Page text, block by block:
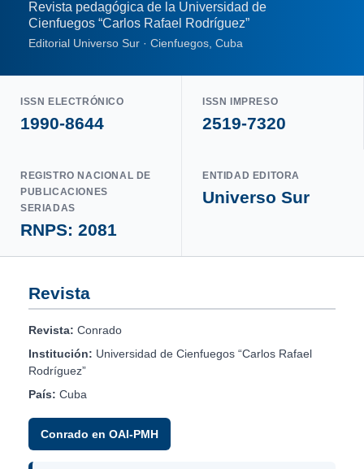
Revista pedagógica de la Universidad de
Cienfuegos “Carlos Rafael Rodríguez”
Editorial Universo Sur · Cienfuegos, Cuba
ISSN ELECTRÓNICO
1990-8644
ISSN IMPRESO
2519-7320
REGISTRO NACIONAL DE
PUBLICACIONES
SERIADAS
RNPS: 2081
ENTIDAD EDITORA
Universo Sur
Revista
Revista: Conrado
Institución: Universidad de Cienfuegos “Carlos Rafael
Rodríguez”
País: Cuba
Conrado en OAI-PMH